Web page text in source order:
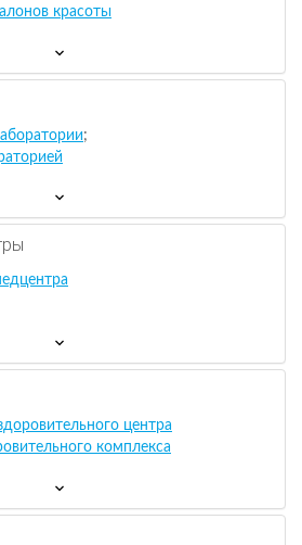
красоты
;
центра
комплекса